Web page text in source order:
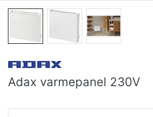
Adax varmepanel 230V